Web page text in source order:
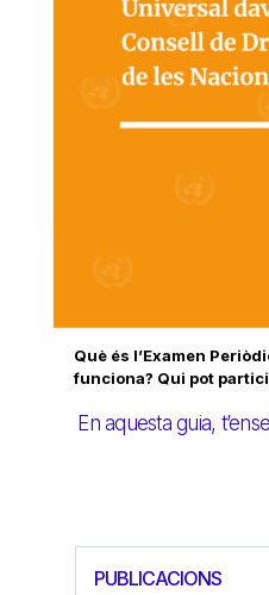
Què és l’Examen
funciona? Qui pot
En aquesta guia,
PUBLICACIONS